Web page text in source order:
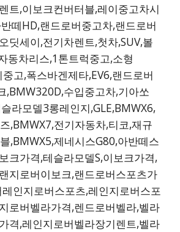
트,이보크컨버터블,레이중고차시
떼HD,랜드로버중고차,랜드로버
딧세이,전기차렌트,첫차,SUV,볼
동차리스,1톤트럭중고,소형
고,폭스바겐제타,EV6,랜드로버
,BMW320D,수입중고차,기아쏘
라모델3롱레인지,GLE,BMWX6,
,BMWX7,전기자동차,티코,재규
,BMWX5,제네시스G80,아반떼스
크가격,테슬라모델S,이보크가격,
지로버이보크,랜드로버스포츠가
인지로버스포츠,레인지로버스포
로버벨라가격,렌드로버벨라,벨라
격,레인지로버벨라장기렌트,벨라